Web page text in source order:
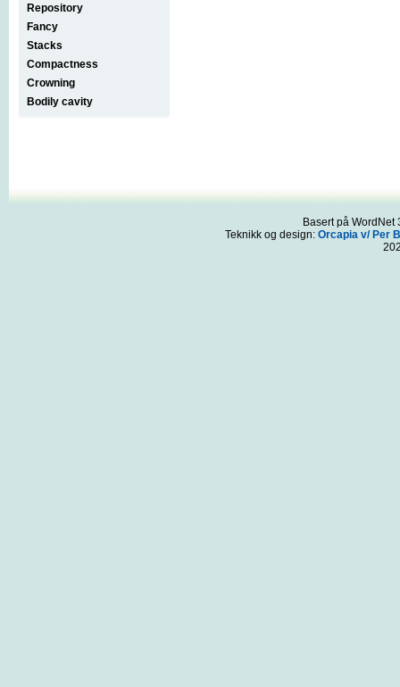
Repository
Fancy
Stacks
Compactness
Crowning
Bodily cavity
Basert på WordNet
Teknikk og design: Orcapia v/ Per